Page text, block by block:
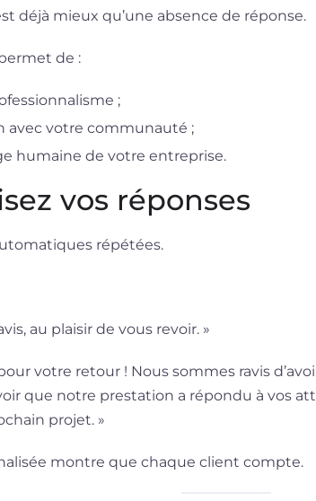
déjà mieux qu’une absence de réponse.
de :
;
avec votre communauté ;
humaine de votre entreprise.
vos réponses
répétées.
au plaisir de vous revoir. »
votre retour ! Nous sommes ravis
que notre prestation a répondu à vos
projet. »
montre que chaque client compte.